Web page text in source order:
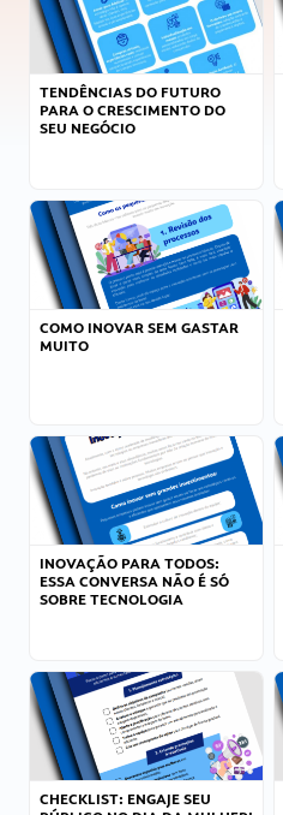
TENDÊNCIAS DO FUTURO
PARA O CRESCIMENTO DO
SEU NEGÓCIO
COMO INOVAR SEM GASTAR
MUITO
INOVAÇÃO PARA TODOS:
ESSA CONVERSA NÃO É SÓ
SOBRE TECNOLOGIA
CHECKLIST: ENGAJE SEU